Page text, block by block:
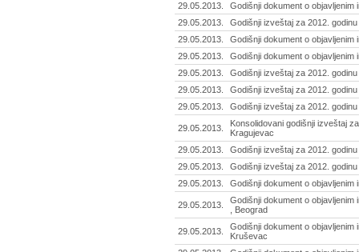
29.05.2013.
Godišnji dokument o
29.05.2013.
Godišnji izveštaj za 2012.
29.05.2013.
Godišnji dokument o objavljenim
29.05.2013.
Godišnji dokument o objavljenim
29.05.2013.
Godišnji izveštaj za 2012.
29.05.2013.
Godišnji izveštaj za 2012.
29.05.2013.
Godišnji izveštaj za 2012.
29.05.2013.
Konsolidovani godišnji izveštaj
Kragujevac
29.05.2013.
Godišnji izveštaj za 2012.
29.05.2013.
Godišnji izveštaj za 2012.
29.05.2013.
Godišnji dokument o
29.05.2013.
Godišnji dokument o
, Beograd
29.05.2013.
Godišnji dokument o
Kruševac